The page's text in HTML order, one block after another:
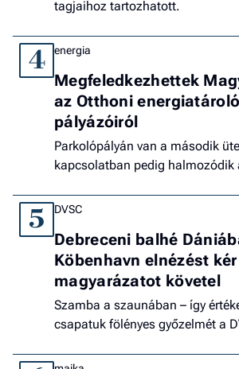
tagjaihoz tartozhatott.
4 energia
Megfeledkezhettek
az Otthoni
pályázóiról
Parkolópályán van a második
kapcsolatban pedig halmozódik
5 DVSC
Debreceni balhé
Köbenhavn elnézést
magyarázatot követel
Szamba a szaunában – így
csapatuk fölényes győzelmét a